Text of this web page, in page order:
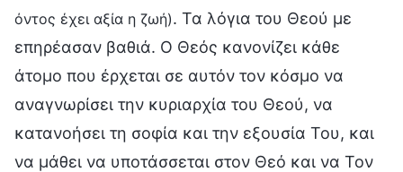
όντος έχει αξία η ζωή). Τα λόγια του Θεού με
επηρέασαν βαθιά. Ο Θεός κανονίζει κάθε
άτομο που έρχεται σε αυτόν τον κόσμο να
αναγνωρίσει την κυριαρχία του Θεού, να
κατανοήσει τη σοφία και την εξουσία Του, και
να μάθει να υποτάσσεται στον Θεό και να Τον